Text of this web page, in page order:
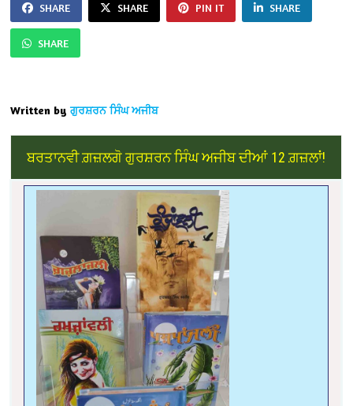
SHARE SHARE PIN IT SHARE
SHARE
Written by ਗੁਰਸ਼ਰਨ ਸਿੰਘ ਅਜੀਬ
ਬਰਤਾਨਵੀ ਗ਼ਜ਼ਲਗੋ ਗੁਰਸ਼ਰਨ ਸਿੰਘ ਅਜੀਬ ਦੀਆਂ 12 ਗ਼ਜ਼ਲਾਂ!